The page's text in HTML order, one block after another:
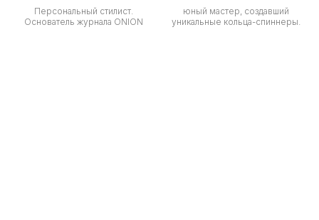
Персональный стилист.
Основатель журнала ONION
юный мастер, создавший
уникальные кольца-спиннеры.